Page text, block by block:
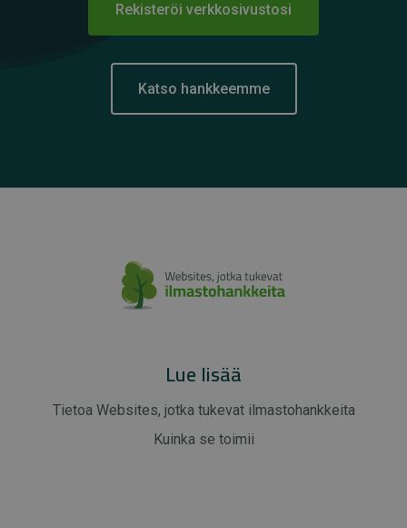
Rekisteröi verkkosivustosi
Katso hankkeemme
Lue lisää
Tietoa Websites, jotka tukevat ilmastohankkeita
Kuinka se toimii